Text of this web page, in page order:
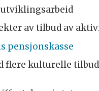
av tilbud av
pensjonskasse
flere kulturelle tilbud